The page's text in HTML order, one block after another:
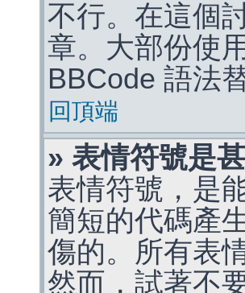
不行。在這個
章。大部份使
BBCode 語法
回頂端
» 表情符號是
表情符號，是
簡短的代碼產
傷的。所有表
然而，試著不